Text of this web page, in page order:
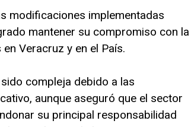
modificaciones implementadas
mantener su compromiso con la
Veracruz y en el País.
compleja debido a las
aunque aseguró que el sector
su principal responsabilidad